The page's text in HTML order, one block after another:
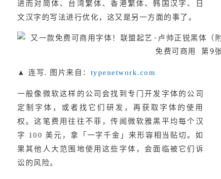
进而对简体、台湾繁体、香港繁体、韩国汉字、日
文汉字的写法进行优化，这又是另一方面的事了。
▲ 连写. 图片来自： typenetwork.com
一般像微软这样的公司会找到专门开发字体的公司
定制字体，或者找它们研发，再获取字体的使用
权。这笔费用往往不菲，传闻微软雅黑平均每个汉
字 100 美元，拿「一字千金」来形容相当贴切。如
果其他人大范围地使用这些字体，会面临被它们诉
讼的风险。